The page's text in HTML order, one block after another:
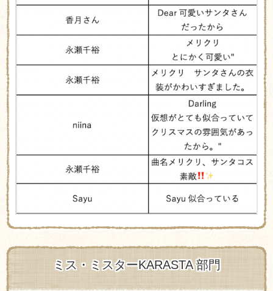
ミス・ミスターKARASTA 部門